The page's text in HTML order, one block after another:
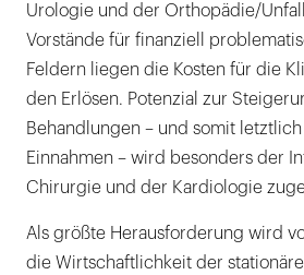
Urologie und der Orthopädie/
Vorstände für finanziell
Feldern liegen die Kosten für die
den Erlösen. Potenzial zur
Behandlungen – und somit
Einnahmen – wird besonders der
Chirurgie und der Kardiologie
Als größte Herausforderung wird
die Wirtschaftlichkeit der